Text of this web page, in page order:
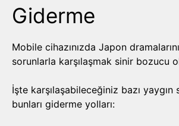
Giderme
Mobile cihazınızda Japon
sorunlarla karşılaşmak sinir bozucu
İşte karşılaşabileceğiniz bazı yaygın
bunları giderme yolları: